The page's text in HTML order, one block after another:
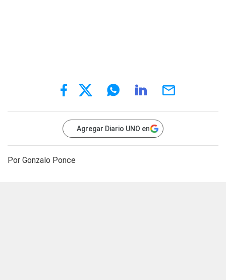
Agregar Diario UNO en
Por Gonzalo Ponce